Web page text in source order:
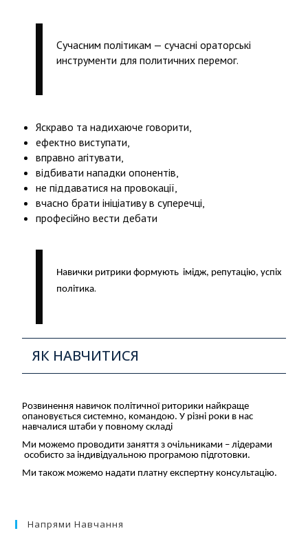
Сучасним політикам — сучасні ораторські
инструменти для политичних перемог.
Яскраво та надихаюче говорити,
ефектно виступати,
вправно агітувати,
відбивати нападки опонентів,
не піддаватися на провокації,
вчасно брати ініціативу в суперечці,
професійно вести дебати
Навички ритрики формують імідж, репутацію, успіх
політика.
ЯК НАВЧИТИСЯ
Розвинення навичок політичної риторики найкраще
опановується системно, командою. У різні роки в нас
навчалися штаби у повному складі
Ми можемо проводити заняття зочільниками –лідерами
особисто за індивідуальною програмою підготовки.
Ми також можемо надати платнуекспертну консультацію.
Напрями Навчання